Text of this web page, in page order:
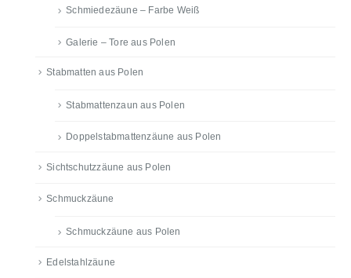
Schmiedezäune – Farbe Weiß
Galerie – Tore aus Polen
Stabmatten aus Polen
Stabmattenzaun aus Polen
Doppelstabmattenzäune aus Polen
Sichtschutzzäune aus Polen
Schmuckzäune
Schmuckzäune aus Polen
Edelstahlzäune